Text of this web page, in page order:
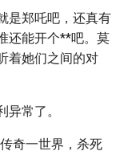
是郑吒吧，还真有
还能开个**吧。莫
着她们之间的对
常了。
奇一世界，杀死